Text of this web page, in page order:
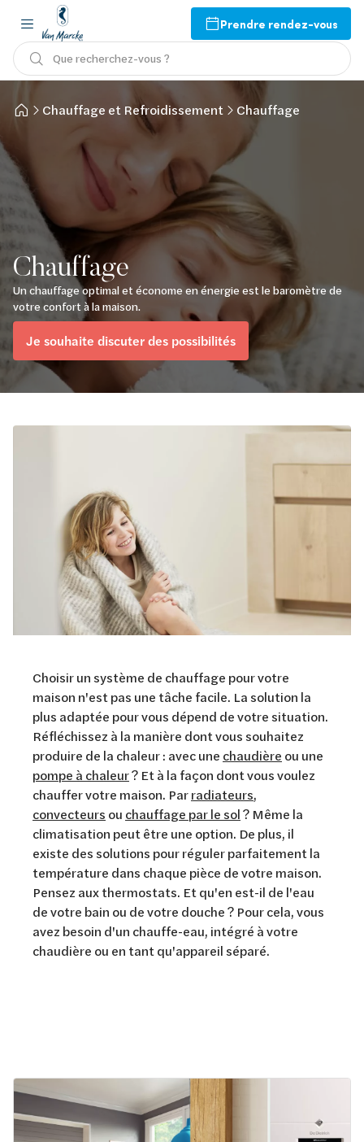
Prendre rendez-vous
Que recherchez-vous ?
Chauffage et Refroidissement Chauffage
Chauffage
Un chauffage optimal et économe en énergie est le baromètre de
votre confort à la maison.
Je souhaite discuter des possibilités
Choisir un système de chauffage pour votre
maison n'est pas une tâche facile. La solution la
plus adaptée pour vous dépend de votre situation.
Réfléchissez à la manière dont vous souhaitez
produire de la chaleur : avec une chaudière ou une
pompe à chaleur? Et à la façon dont vous voulez
chauffer votre maison. Parradiateurs,
convecteurs ou chauffage par le sol? Même la
climatisation peut être une option. De plus, il
existe des solutions pour réguler parfaitement la
température dans chaque pièce de votre maison.
Pensez aux thermostats. Et qu'en est-il de l'eau
de votre bain ou de votre douche ? Pour cela, vous
avez besoin d'un chauffe-eau, intégré à votre
chaudière ou en tant qu'appareil séparé.